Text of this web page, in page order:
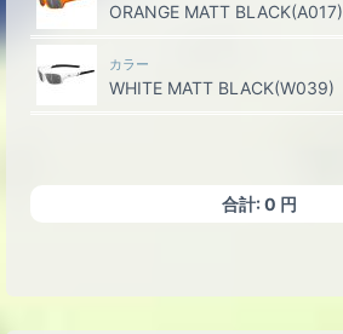
ORANGE MATT BLACK(A017)
カラー
WHITE MATT BLACK(W039)
合計:0 円